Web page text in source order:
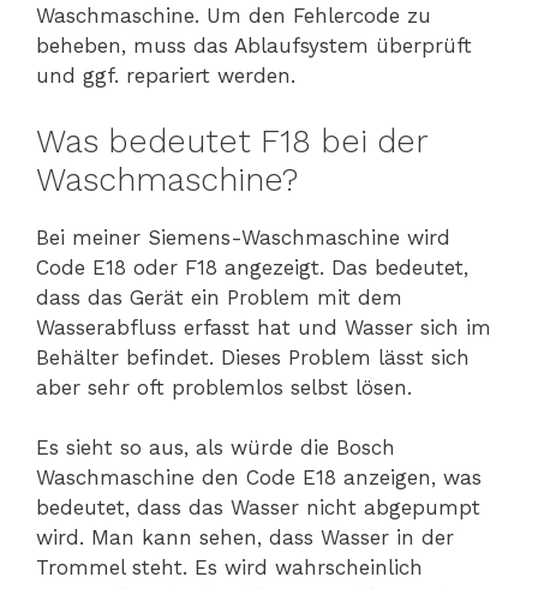
Waschmaschine. Um den Fehlercode zu
beheben, muss das Ablaufsystem überprüft
und ggf. repariert werden.
Was bedeutet F18 bei der
Waschmaschine?
Bei meiner Siemens-Waschmaschine wird
Code E18 oder F18 angezeigt. Das bedeutet,
dass das Gerät ein Problem mit dem
Wasserabfluss erfasst hat und Wasser sich im
Behälter befindet. Dieses Problem lässt sich
aber sehr oft problemlos selbst lösen.
Es sieht so aus, als würde die Bosch
Waschmaschine den Code E18 anzeigen, was
bedeutet, dass das Wasser nicht abgepumpt
wird. Man kann sehen, dass Wasser in der
Trommel steht. Es wird wahrscheinlich